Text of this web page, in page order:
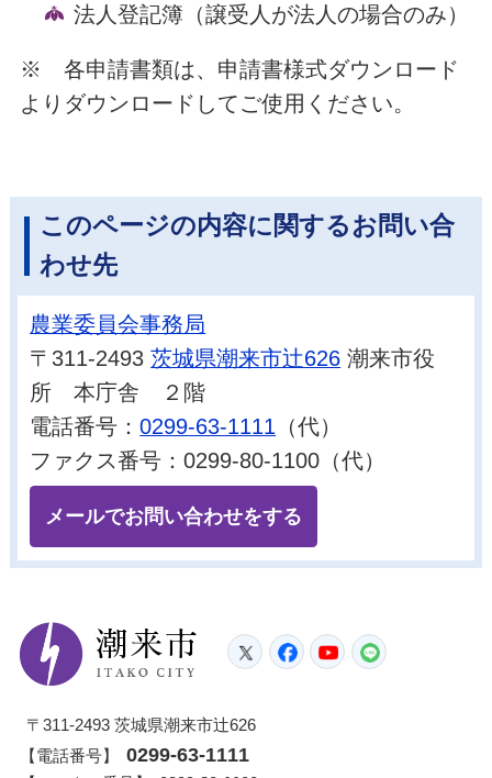
法人登記簿（譲受人が法人の場合のみ）
※ 各申請書類は、申請書様式ダウンロード
よりダウンロードしてご使用ください。
このページの内容に関するお問い合
わせ先
農業委員会事務局
〒311-2493茨城県潮来市辻626 潮来市役
所 本庁舎 ２階
電話番号：0299-63-1111 （代）
ファクス番号：0299-80-1100（代）
メールでお問い合わせをする
潮来市
TwitterFacebook
YouTube
〒311-2493 茨城県潮来市辻626
【電話番号】
0299-63-1111